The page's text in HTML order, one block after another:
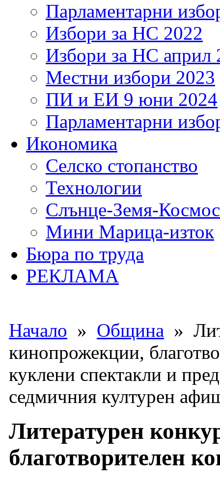
Парламентарни
Избори за НС 2022
Избори за НС април
Местни избори 2023
ПИ и ЕИ 9 юни 2024
Парламентарни
Икономика
Селско стопанство
Технологии
Слънце-Земя-Космос
Мини Марица-изток
Бюра по труда
РЕКЛАМА
Начало » Община »
кинопрожекции,
куклени спектакли и
седмичния културен
Литературен
благотворителен